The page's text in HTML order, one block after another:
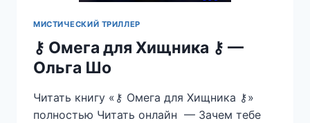
МИСТИЧЕСКИЙ ТРИЛЛЕР
⚷ Омега для Хищника ⚷ —
Ольга Шо
Читать книгу «⚷ Омега для Хищника ⚷»
полностью Читать онлайн — Зачем тебе